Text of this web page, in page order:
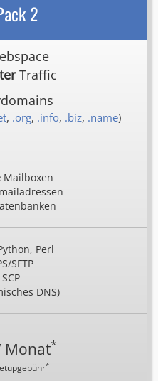
2
Traffic
, .org, .info, .biz, .name)
Mailboxen
Perl
SFTP
DNS)
Monat*
*